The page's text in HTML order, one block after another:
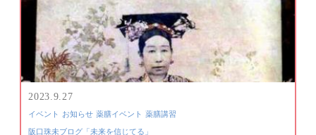
2023.9.27
イベント お知らせ 薬膳イベント 薬膳講習
阪口珠未ブログ「未来を信じてる」